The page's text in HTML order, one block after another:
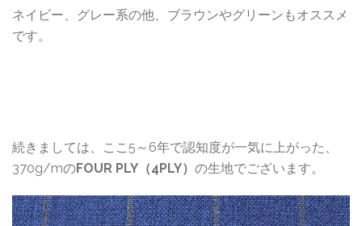
ネイビー、グレー系の他、ブラウンやグリーンもオススメ
です。
続きましては、ここ5～6年で認知度が一気に上がった、
370g/mのFOUR PLY（4PLY） の生地でございます。